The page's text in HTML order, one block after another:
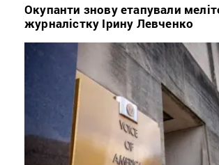
Окупанти знову етапували
журналістку Ірину Левченко